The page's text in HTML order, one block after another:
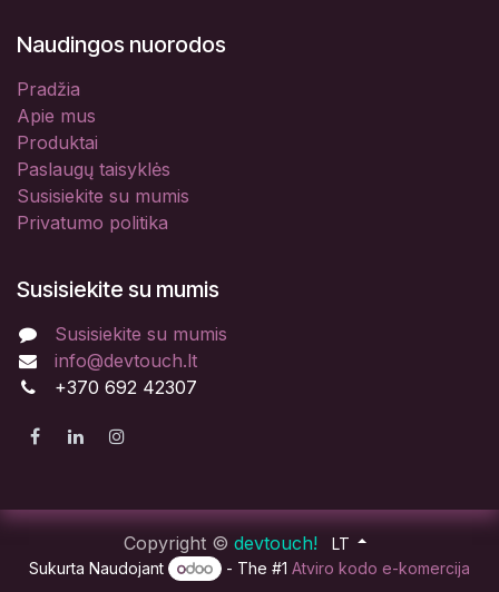
Naudingos nuorodos
Pradžia
Apie mus
Produktai
Paslaugų taisyklės
Susisiekite su mumis
Privatumo politika
Susisiekite su mumis
Susisiekite su mumis
info@devtouch.lt
+370 692 42307
Copyright © devtouch!
LT
Sukurta Naudojant
- The #1Atviro kodo e-komercija